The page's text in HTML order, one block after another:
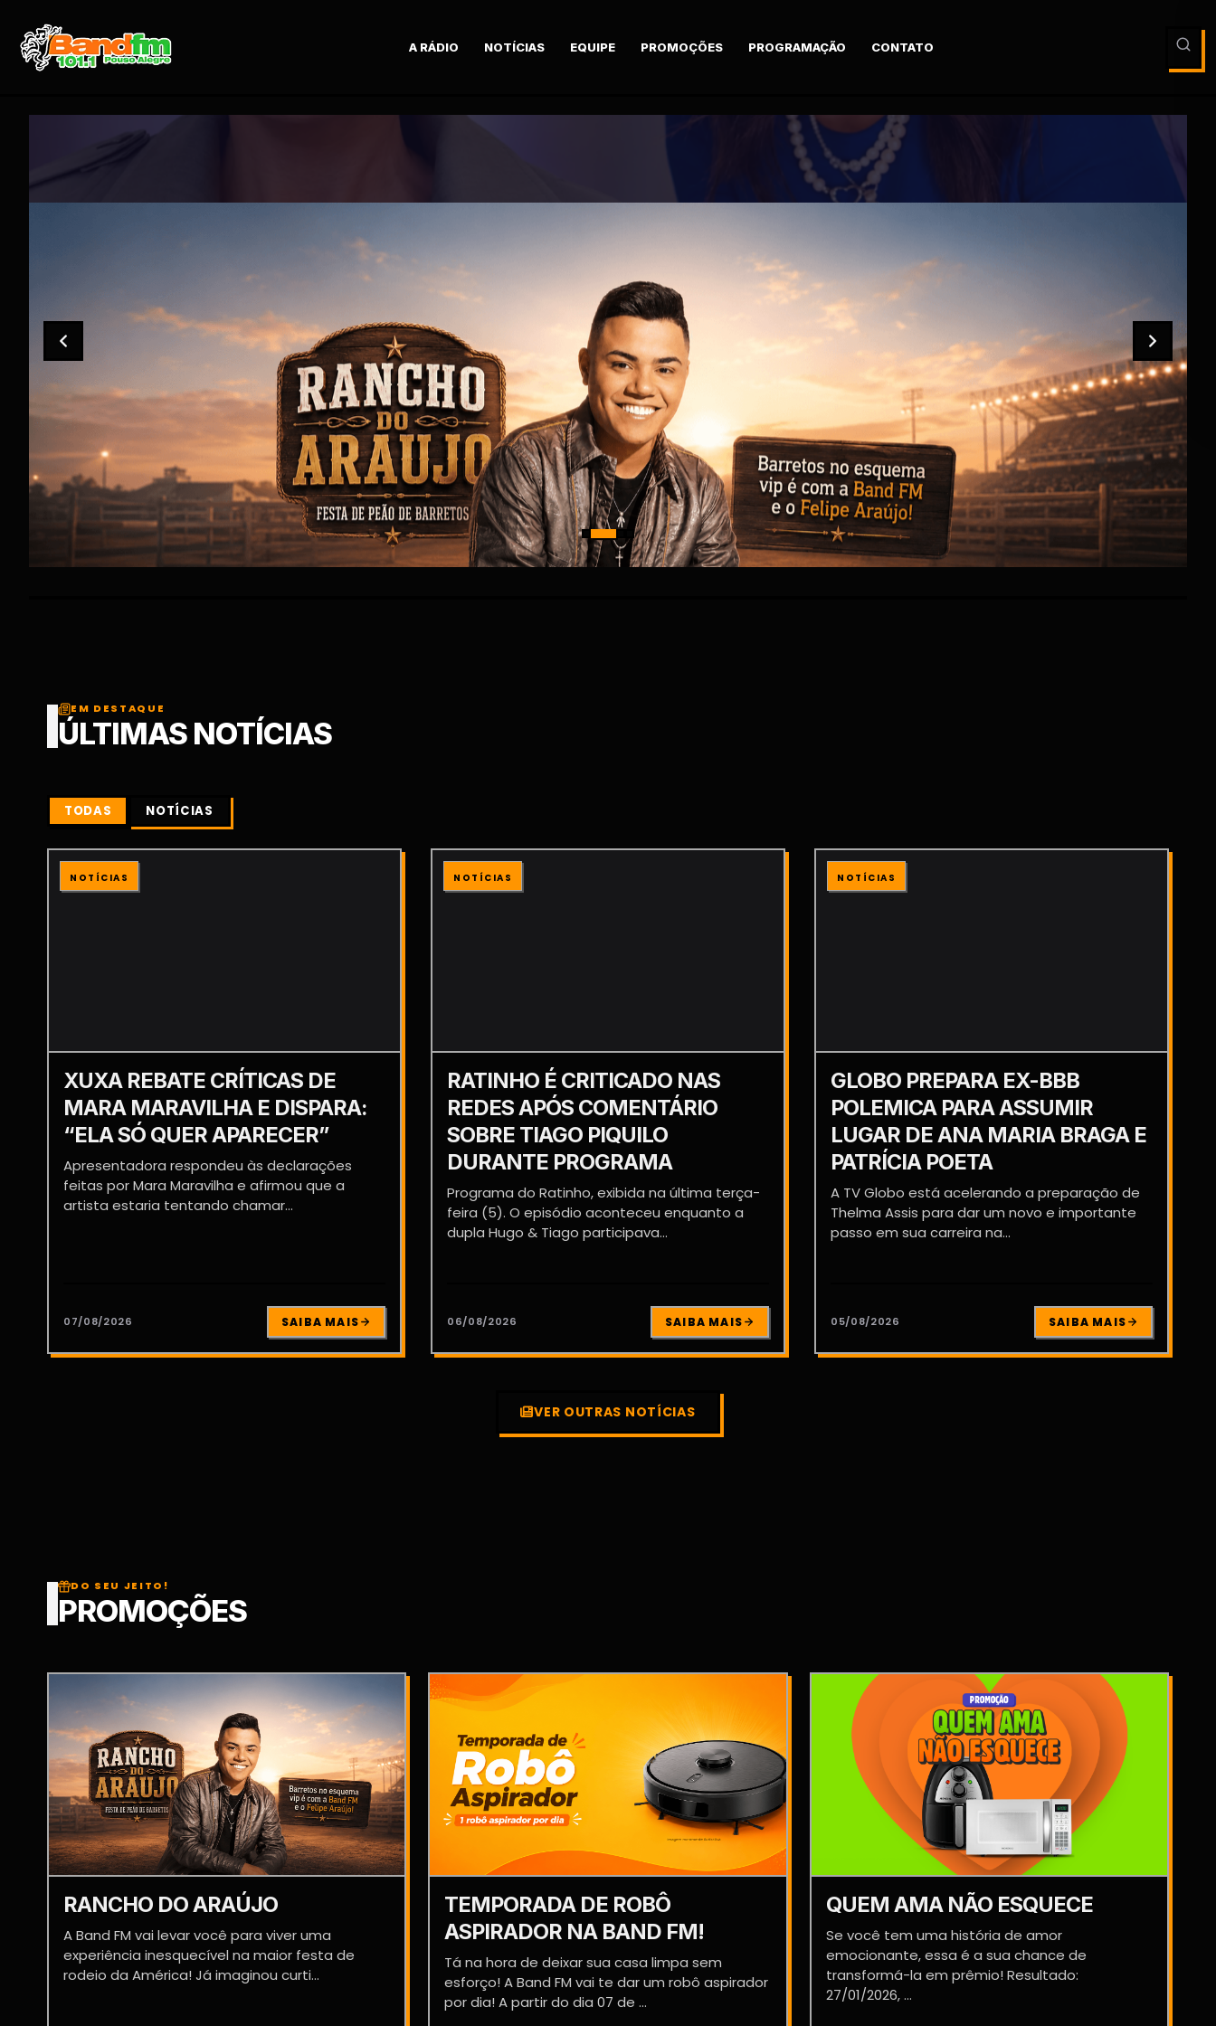
A RÁDIO NOTÍCIAS EQUIPE PROMOÇÕES PROGRAMAÇÃO CONTATO
EM DESTAQUE
ÚLTIMAS NOTÍCIAS
TODAS NOTÍCIAS
NOTÍCIAS
XUXA REBATE CRÍTICAS DE
MARA MARAVILHA E DISPARA:
“ELA SÓ QUER APARECER”
Apresentadora respondeu às declarações
feitas por Mara Maravilha e afirmou que a
artista estaria tentando chamar...
07/08/2026 SAIBA MAIS
NOTÍCIAS
RATINHO É CRITICADO NAS
REDES APÓS COMENTÁRIO
SOBRE TIAGO PIQUILO
DURANTE PROGRAMA
Programa do Ratinho, exibida na última terça-
feira (5). O episódio aconteceu enquanto a
dupla Hugo & Tiago participava...
06/08/2026 SAIBA MAIS
NOTÍCIAS
GLOBO PREPARA EX-BBB
POLEMICA PARA ASSUMIR
LUGAR DE ANA MARIA BRAGA E
PATRÍCIA POETA
A TV Globo está acelerando a preparação de
Thelma Assis para dar um novo e importante
passo em sua carreira na...
05/08/2026 SAIBA MAIS
VER OUTRAS NOTÍCIAS
DO SEU JEITO!
PROMOÇÕES
RANCHO DO ARAÚJO
A Band FM vai levar você para viver uma
experiência inesquecível na maior festa de
rodeio da América! Já imaginou curti...
TEMPORADA DE ROBÔ
ASPIRADOR NA BAND FM!
Tá na hora de deixar sua casa limpa sem
esforço! A Band FM vai te dar um robô aspirador
por dia! A partir do dia 07 de ...
QUEM AMA NÃO ESQUECE
Se você tem uma história de amor
emocionante, essa é a sua chance de
transformá-la em prêmio! Resultado:
27/01/2026, ...